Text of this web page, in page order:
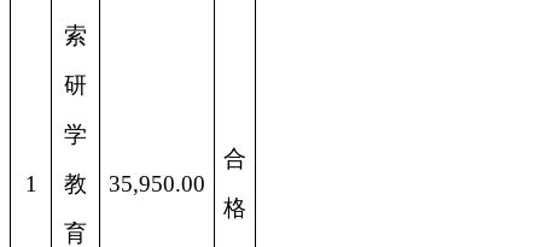
1
索
研
学
教
育
35,950.00
合
格